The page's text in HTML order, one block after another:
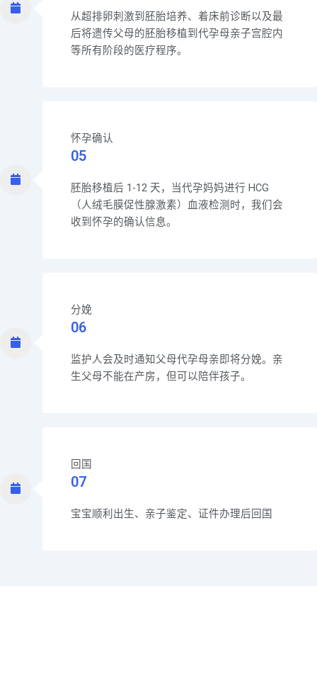
从超排卵刺激到胚胎培养、着床前诊断以及最
后将遗传父母的胚胎移植到代孕母亲子宫腔内
等所有阶段的医疗程序。
怀孕确认
05
胚胎移植后 1-12 天，当代孕妈妈进行 HCG
（人绒毛膜促性腺激素）血液检测时，我们会
收到怀孕的确认信息。
分娩
06
监护人会及时通知父母代孕母亲即将分娩。亲
生父母不能在产房，但可以陪伴孩子。
回国
07
宝宝顺利出生、亲子鉴定、证件办理后回国